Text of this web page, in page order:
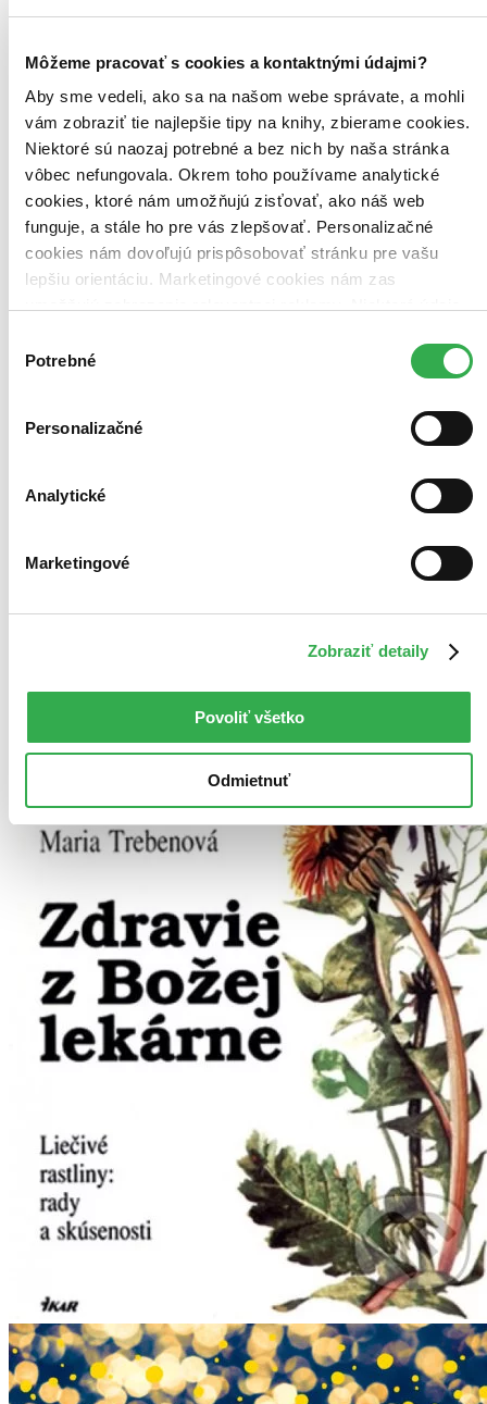
Môžeme pracovať s cookies a kontaktnými údajmi?
Aby sme vedeli, ako sa na našom webe správate, a mohli
vám zobraziť tie najlepšie tipy na knihy, zbierame cookies.
Niektoré sú naozaj potrebné a bez nich by naša stránka
vôbec nefungovala. Okrem toho používame analytické
cookies, ktoré nám umožňujú zisťovať, ako náš web
funguje, a stále ho pre vás zlepšovať. Personalizačné
cookies nám dovoľujú prispôsobovať stránku pre vašu
lepšiu orientáciu. Marketingové cookies nám zas
keby sme mohli používať všetky tieto cookies. Ďakujeme!
súhlasu
Potrebné
Personalizačné
Analytické
Marketingové
Zobraziť detaily
Povoliť všetko
Odmietnuť